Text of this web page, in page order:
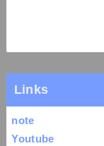
Links
note
Youtube